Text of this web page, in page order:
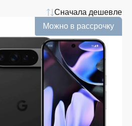
Сначала дешевле
Можно в рассрочку